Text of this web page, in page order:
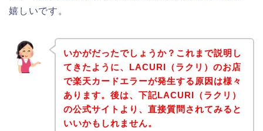
嬉しいです。
いかがだったでしょうか？これまで説明し
てきたように、LACURI（ラクリ）のお店
で楽天カードエラーが発生する原因は様々
あります。後は、下記LACURI（ラクリ）
の公式サイトより、直接質問されてみると
いいかもしれません。